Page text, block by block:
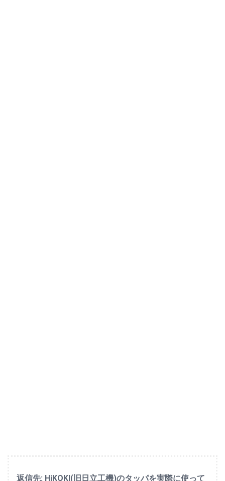
返信先: HiKOKI(旧日立工機)のタッパを実際に使って